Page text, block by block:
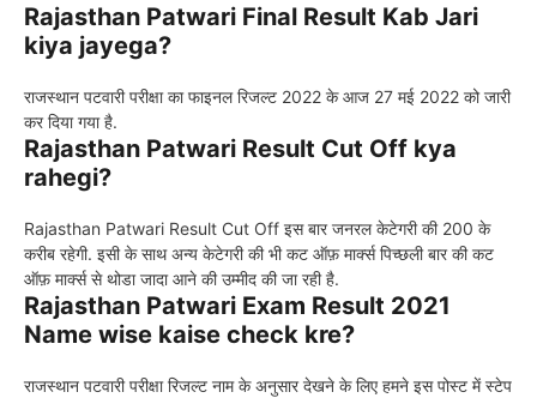
Rajasthan Patwari Final Result Kab Jari
kiya jayega?
राजस्थान पटवारी परीक्षा का फाइनल रिजल्ट 2022 के आज 27 मई 2022 को जारी
कर दिया गया है.
Rajasthan Patwari Result Cut Off kya
rahegi?
Rajasthan Patwari Result Cut Off इस बार जनरल केटेगरी की 200 के
करीब रहेगी. इसी के साथ अन्य केटेगरी की भी कट ऑफ़ मार्क्स पिच्छली बार की कट
ऑफ़ मार्क्स से थोडा जादा आने की उम्मीद की जा रही है.
Rajasthan Patwari Exam Result 2021
Name wise kaise check kre?
राजस्थान पटवारी परीक्षा रिजल्ट नाम के अनुसार देखने के लिए हमने इस पोस्ट में स्टेप